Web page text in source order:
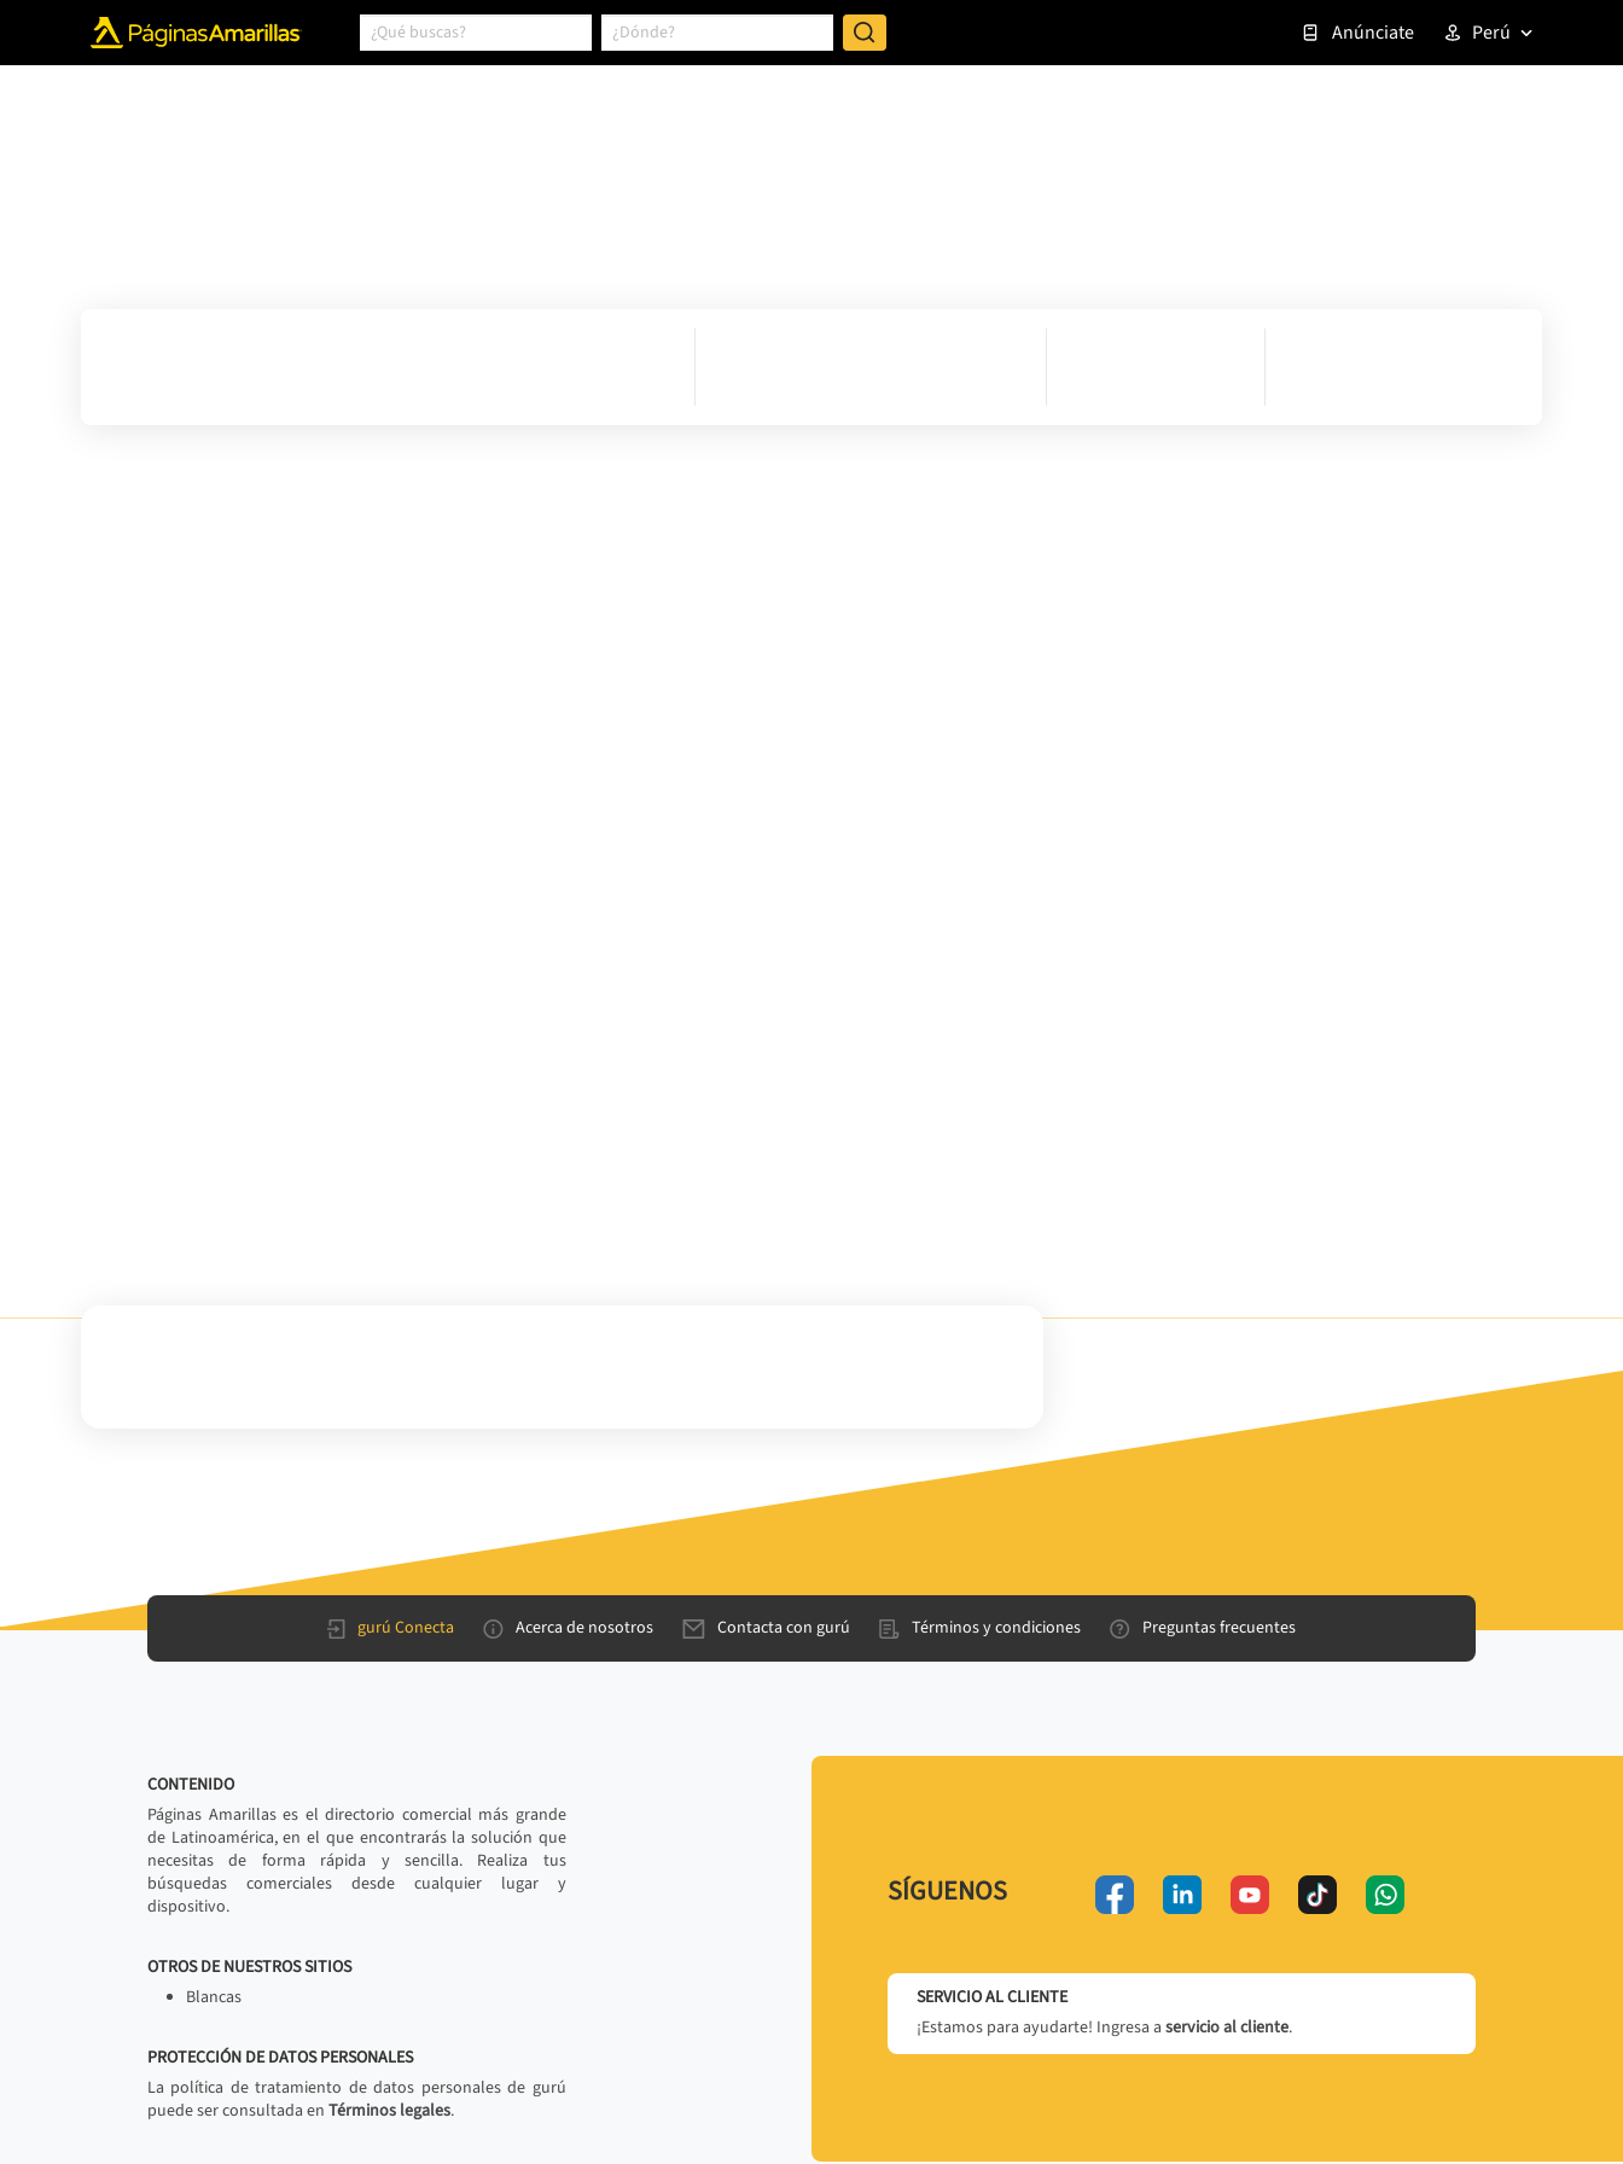
Anúnciate Perú
gurú Conecta Acerca de nosotros Contacta con gurú Términos y condiciones Preguntas frecuentes
CONTENIDO
Páginas Amarillas es el directorio comercial más grande
de Latinoamérica, en el que encontrarás la solución que
necesitas de forma rápida y sencilla. Realiza tus
búsquedas comerciales desde cualquier lugar y
dispositivo.
OTROS DE NUESTROS SITIOS
Blancas
PROTECCIÓN DE DATOS PERSONALES
La política de tratamiento de datos personales de gurú
puede ser consultada en Términos legales.
SÍGUENOS
SERVICIO AL CLIENTE
¡Estamos para ayudarte! Ingresa a servicio al cliente.